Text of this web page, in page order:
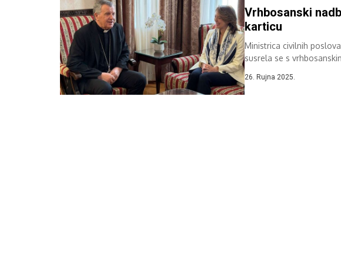
Vrhbosanski
karticu
Ministrica civilnih
susrela se s
26. Rujna 2025.